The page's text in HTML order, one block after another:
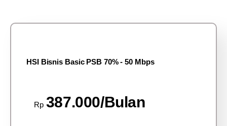
HSI Bisnis Basic PSB 70% - 50 Mbps
Rp 387.000/Bulan